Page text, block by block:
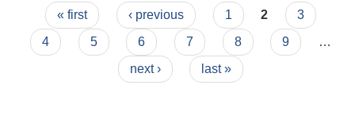
Pages
« first ‹ previous 1 2
3
4
5 6 7 8 9
…
next ›
last »